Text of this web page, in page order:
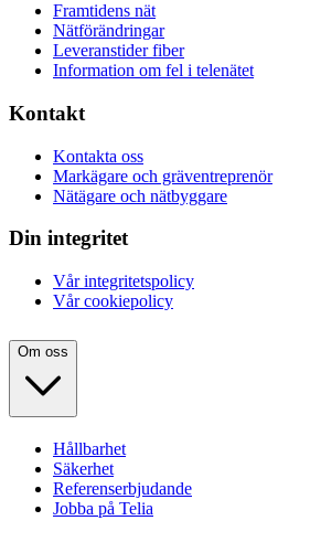
Framtidens nät
Nätförändringar
Leveranstider fiber
Information om fel i telenätet
Kontakt
Kontakta oss
Markägare och gräventreprenör
Nätägare och nätbyggare
Din integritet
Vår integritetspolicy
Vår cookiepolicy
Om oss
Hållbarhet
Säkerhet
Referenserbjudande
Jobba på Telia